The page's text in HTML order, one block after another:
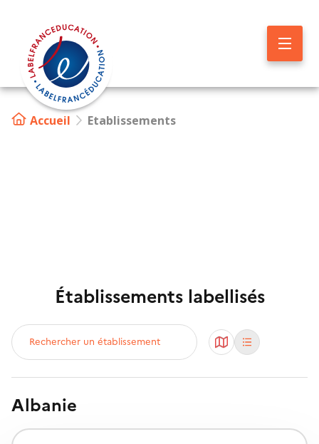
contenu
principal
Accueil Etablissements
Établissements labellisés
Rechercher un établissement
Albanie